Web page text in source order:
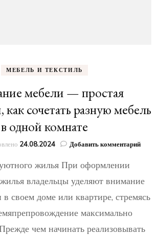
МЕБЕЛЬ И ТЕКСТИЛЬ
мебели — простая
сочетать разную мебель
в одной комнате
24.08.2024 Добавить комментарийк
—
жилья При оформлении
владельцы уделяют внимание
своем доме или квартире, стремясь
максимально
чем начинать реализовывать